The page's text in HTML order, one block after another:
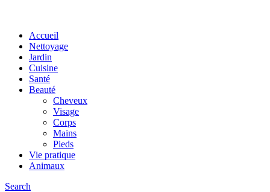
Accueil
Nettoyage
Jardin
Cuisine
Santé
Beauté
Cheveux
Visage
Corps
Mains
Pieds
Vie pratique
Animaux
Search